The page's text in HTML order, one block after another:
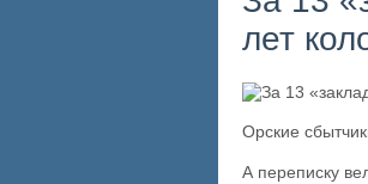
лет
Орские
А переписку